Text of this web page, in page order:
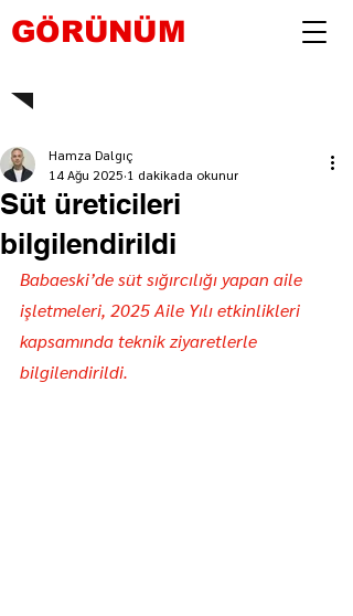
GÖRÜNÜM
Süt üreticileri
bilgilendirildi
Hamza Dalgıç
14 Ağu 2025 1 dakikada okunur
Babaeski’de süt sığırcılığı yapan aile
işletmeleri, 2025 Aile Yılı etkinlikleri
kapsamında teknik ziyaretlerle
bilgilendirildi.